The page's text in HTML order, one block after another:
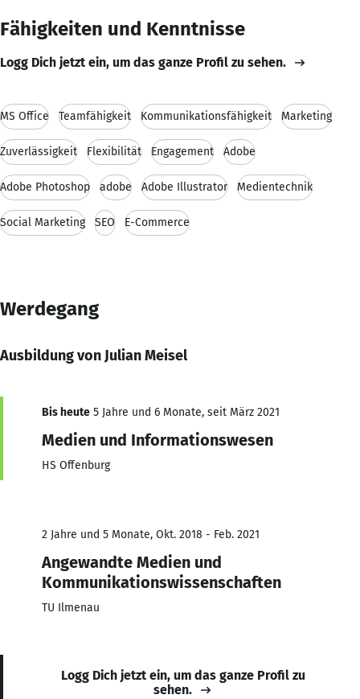
Fähigkeiten und Kenntnisse
Logg Dich jetzt ein, um das ganze Profil zu sehen.
MS Office Teamfähigkeit Kommunikationsfähigkeit Marketing
Zuverlässigkeit Flexibilität Engagement Adobe
Adobe Photoshop adobe Adobe Illustrator Medientechnik
Social Marketing SEO E-Commerce
Werdegang
Ausbildung von Julian Meisel
Bis heute 5 Jahre und 6 Monate, seit März 2021
Medien und Informationswesen
HS Offenburg
2 Jahre und 5 Monate, Okt. 2018 - Feb. 2021
Angewandte Medien und
Kommunikationswissenschaften
TU Ilmenau
Logg Dich jetzt ein, um das ganze Profil zu
sehen.